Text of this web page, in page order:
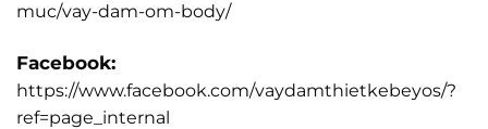
muc/vay-dam-om-body/
Facebook:
https://www.facebook.com/vaydamthietkebeyos/?
ref=page_internal